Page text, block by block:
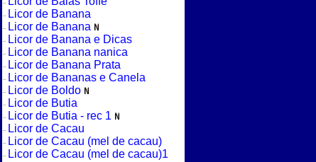
Licor de Banana
Licor de Banana
Licor de Banana e Dicas
Licor de Banana nanica
Licor de Banana Prata
Licor de Bananas e Canela
Licor de Boldo
Licor de Butia
Licor de Butia - rec 1
Licor de Cacau
Licor de Cacau (mel de cacau)
Licor de Cacau (mel de cacau)1